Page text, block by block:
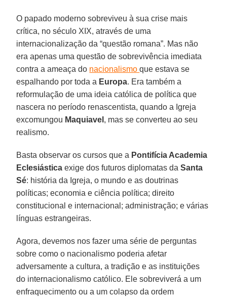
O papado moderno sobreviveu à sua crise mais
crítica, no século XIX, através de uma
internacionalização da “questão romana”. Mas não
era apenas uma questão de sobrevivência imediata
contra a ameaça do nacionalismoque estava se
espalhando por toda a Europa. Era também a
reformulação de uma ideia católica de política que
nascera no período renascentista, quando a Igreja
excomungou Maquiavel , mas se converteu ao seu
realismo.
Basta observar os cursos que a Pontifícia Academia
Eclesiástica exige dos futuros diplomatas daSanta
Sé: história da Igreja, o mundo e as doutrinas
políticas; economia e ciência política; direito
constitucional e internacional; administração; e várias
línguas estrangeiras.
Agora, devemos nos fazer uma série de perguntas
sobre como o nacionalismo poderia afetar
adversamente a cultura, a tradição e as instituições
do internacionalismo católico. Ele sobreviverá a um
enfraquecimento ou a um colapso da ordem